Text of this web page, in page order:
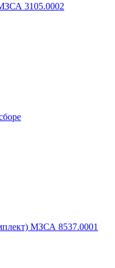
3105.0002
МЗСА 8537.0001